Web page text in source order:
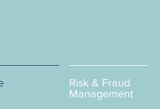
Risk & Fraud
Management